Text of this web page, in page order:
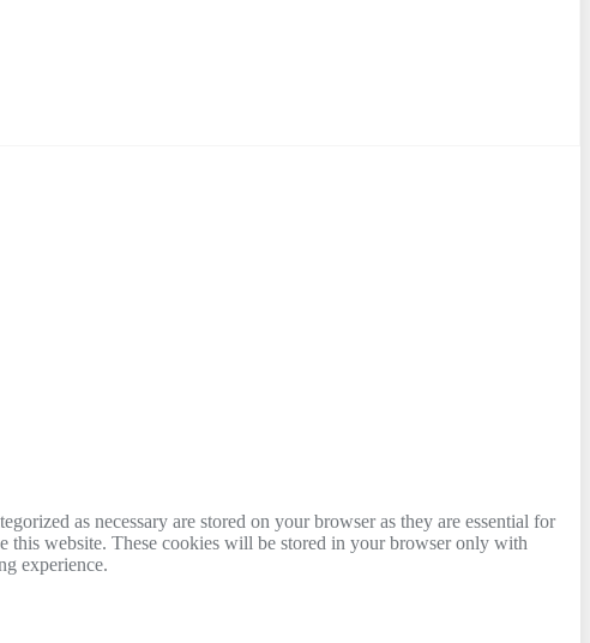
as necessary are stored on your browser as they are essential for
this website. These cookies will be stored in your browser only with
experience.